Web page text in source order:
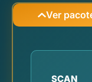
Ver
SCAN